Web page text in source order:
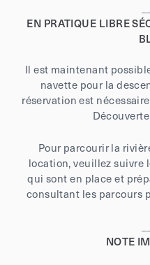
EN PRATIQUE LIBRE
Il est maintenant
navette pour la
réservation est
Pour parcourir la
location, veuillez suivre
qui sont en place et
consultant les parcours
NOTE